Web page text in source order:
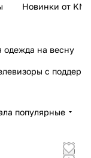
Новинки от KMI
одежда на весну
с
популярные